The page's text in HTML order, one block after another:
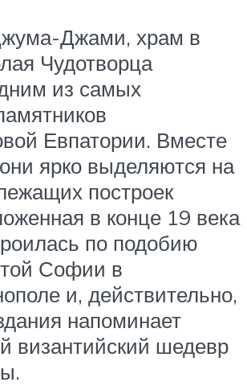
Джами, храм в
Чудотворца
из самых
Евпатории. Вместе
ярко выделяются на
построек
в конце 19 века
по подобию
Софии в
и, действительно,
напоминает
византийский шедевр